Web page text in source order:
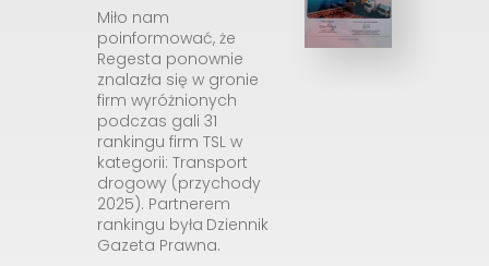
Miło nam
poinformować, że
Regesta ponownie
znalazła się w gronie
firm wyróżnionych
podczas gali 31
rankingu firm TSL w
kategorii: Transport
drogowy (przychody
2025). Partnerem
rankingu była Dziennik
Gazeta Prawna.